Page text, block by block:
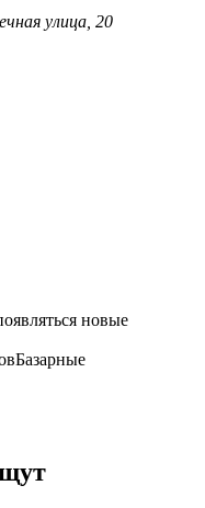
улица, 20
новые
Базарные